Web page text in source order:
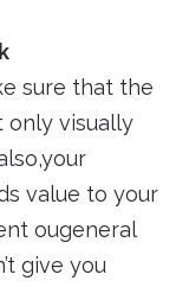
sure that the
only visually
value to your
ougeneral
give you